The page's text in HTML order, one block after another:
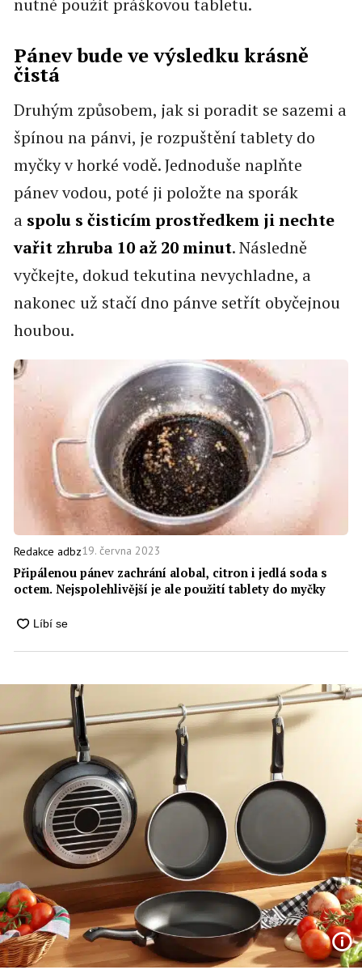
Pánev bude ve výsledku krásně
čistá
Druhým způsobem, jak si poradit se sazemi a
špínou na pánvi, je rozpuštění tablety do
myčky v horké vodě. Jednoduše naplňte
pánev vodou, poté ji položte na sporák
a spolu s čisticím prostředkem ji nechte
vařit zhruba 10 až 20 minut. Následně
vyčkejte, dokud tekutina nevychladne, a
nakonec už stačí dno pánve setřít obyčejnou
houbou.
Redakce adbz19. června 2023
Připálenou pánev zachrání alobal, citron i jedlá soda s
octem. Nejspolehlivější je ale použití tablety do myčky